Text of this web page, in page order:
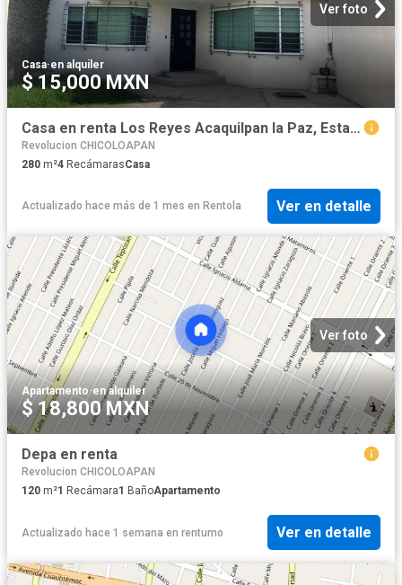
Ver foto
Casa·en alquiler
$ 15,000 MXN
Casa en renta Los Reyes Acaquilpan la Paz, Estado De México
Revolucion CHICOLOAPAN
280 m²4 RecámarasCasa
Actualizado hace más de 1 mes en Rentola Ver en detalle
Ver foto
Apartamento·en alquiler
$ 18,800 MXN
Depa en renta
Revolucion CHICOLOAPAN
120 m²1 Recámara1 BañoApartamento
Actualizado hace 1 semana en rentumo Ver en detalle